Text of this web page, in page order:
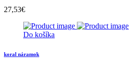
27,53€
Do košíka
koral náramok